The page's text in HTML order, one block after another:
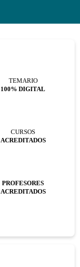
TEMARIO
100% DIGITAL
CURSOS
ACREDITADOS
PROFESORES
ACREDITADOS